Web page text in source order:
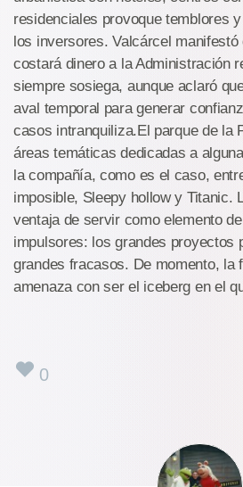
residenciales provoque temblores
los inversores. Valcárcel
costará dinero a la Administración
siempre sosiega, aunque aclaró
aval temporal para generar
casos intranquiliza.El parque de la
áreas temáticas dedicadas a
la compañía, como es el caso,
imposible, Sleepy hollow y Titanic.
ventaja de servir como elemento
impulsores: los grandes proyectos
grandes fracasos. De momento, la
amenaza con ser el iceberg en el
0